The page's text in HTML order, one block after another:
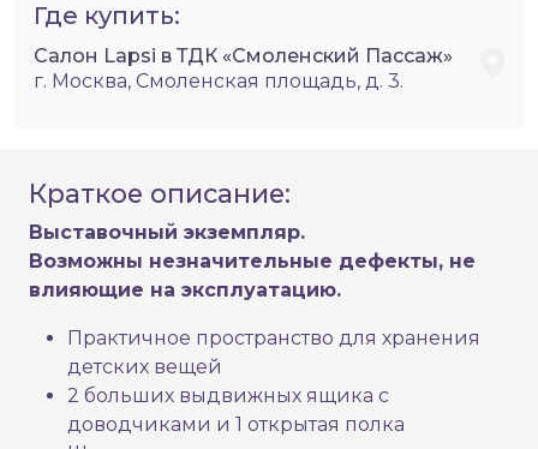
Где купить:
Салон Lapsi в ТДК «Смоленский Пассаж»
г. Москва, Смоленская площадь, д. 3.
Краткое описание:
Выставочный экземпляр.
Возможны незначительные дефекты, не
влияющие на эксплуатацию.
Практичное пространство для хранения
детских вещей
2 больших выдвижных ящика с
доводчиками и 1 открытая полка